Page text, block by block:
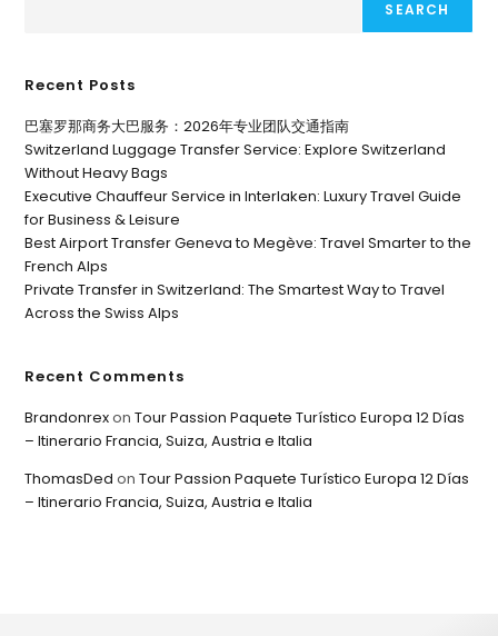
SEARCH
Recent Posts
巴塞罗那商务大巴服务：2026年专业团队交通指南
Switzerland Luggage Transfer Service: Explore Switzerland
Without Heavy Bags
Executive Chauffeur Service in Interlaken: Luxury Travel Guide
for Business & Leisure
Best Airport Transfer Geneva to Megève: Travel Smarter to the
French Alps
Private Transfer in Switzerland: The Smartest Way to Travel
Across the Swiss Alps
Recent Comments
BrandonrexonTour Passion Paquete Turístico Europa 12 Días
– Itinerario Francia, Suiza, Austria e Italia
ThomasDed onTour Passion Paquete Turístico Europa 12 Días
– Itinerario Francia, Suiza, Austria e Italia